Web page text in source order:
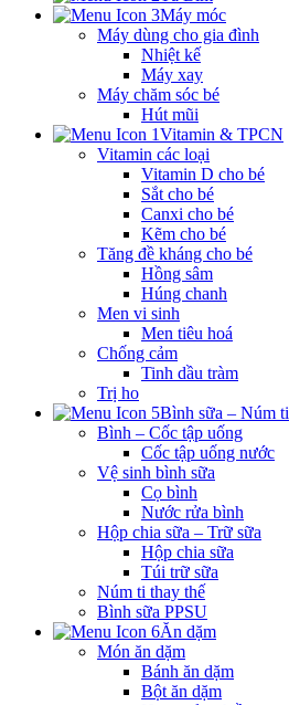
Máy móc
Máy dùng cho gia đình
Nhiệt kế
Máy xay
Máy chăm sóc bé
Hút mũi
Vitamin & TPCN
Vitamin các loại
Vitamin D cho bé
Sắt cho bé
Canxi cho bé
Kẽm cho bé
Tăng đề kháng cho bé
Hồng sâm
Húng chanh
Men vi sinh
Men tiêu hoá
Chống cảm
Tinh dầu tràm
Trị ho
Bình sữa – Núm ti
Bình – Cốc tập uống
Cốc tập uống nước
Vệ sinh bình sữa
Cọ bình
Nước rửa bình
Hộp chia sữa – Trữ sữa
Hộp chia sữa
Túi trữ sữa
Núm ti thay thế
Bình sữa PPSU
Ăn dặm
Món ăn dặm
Bánh ăn dặm
Bột ăn dặm